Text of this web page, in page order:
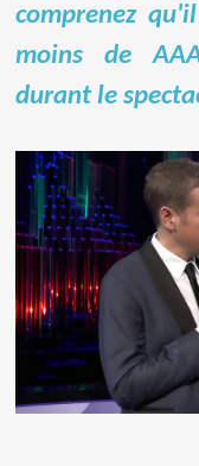
comprenez
moins de
durant le